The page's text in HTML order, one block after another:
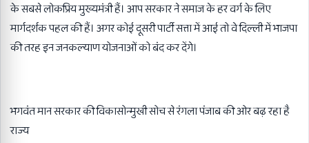
के सबसे लोकप्रिय मुख्यमंत्री हैं। आप सरकार ने समाज के हर वर्ग के लिए
मार्गदर्शक पहल की हैं। अगर कोई दूसरी पार्टी सत्ता में आई तो वे दिल्ली में भाजपा
की तरह इन जनकल्याण योजनाओं को बंद कर देंगे।
भगवंत मान सरकार की विकासोन्मुखी सोच से रंगला पंजाब की ओर बढ़ रहा है
राज्य